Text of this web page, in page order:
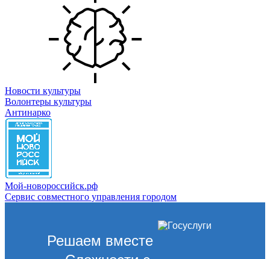
Новости культуры
Волонтеры культуры
Антинарко
Мой-новороссийск.рф
Сервис совместного управления городом
Решаем вместе